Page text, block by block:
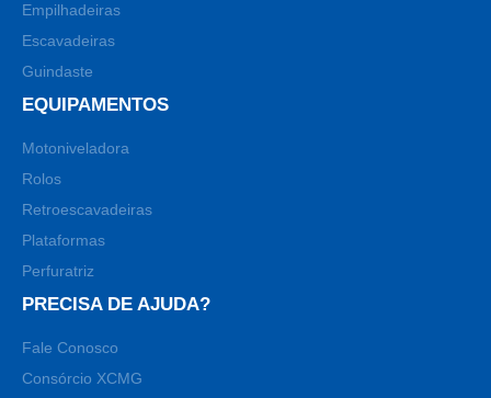
Empilhadeiras
Escavadeiras
Guindaste
EQUIPAMENTOS
Motoniveladora
Rolos
Retroescavadeiras
Plataformas
Perfuratriz
PRECISA DE AJUDA?
Fale Conosco
Consórcio XCMG